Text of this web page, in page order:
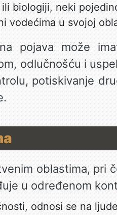
biologiji, neki
vodećima u svojoj
pojava može
odlučnošću i
potiskivanje
oblastima, pri
u određenom
odnosi se na